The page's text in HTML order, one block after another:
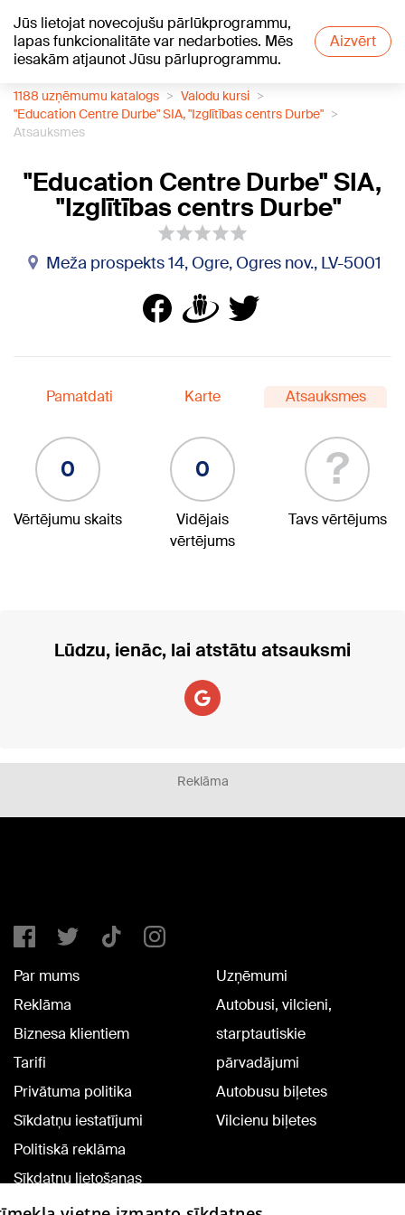
Jūs lietojat novecojušu pārlūkprogrammu,
lapas funkcionalitāte var nedarboties. Mēs
iesakām atjaunot Jūsu pārluprogrammu.
Aizvērt
+13°C
1188 uzņēmumu katalogs
Valodu kursi
"Education Centre Durbe" SIA, "Izglītības centrs Durbe"
Atsauksmes
"Education Centre Durbe" SIA,
"Izglītības centrs Durbe"
Meža prospekts 14, Ogre, Ogres nov., LV-5001
Pamatdati Karte Atsauksmes
0
Vērtējumu skaits
0
Vidējais
vērtējums
?
Tavs vērtējums
Lūdzu, ienāc, lai atstātu atsauksmi
Reklāma
Par mums
Reklāma
Biznesa klientiem
Tarifi
Privātuma politika
Sīkdatņu iestatījumi
Politiskā reklāma
Sīkdatņu lietošanas
noteikumi
Uzņēmumi
Autobusi, vilcieni,
starptautiskie
pārvadājumi
Autobusu biļetes
Vilcienu biļetes